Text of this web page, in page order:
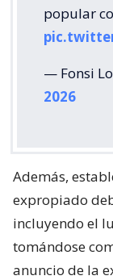
popular
— Fonsi
2026
Además,
expropiado
incluyendo el
tomándose
anuncio de la